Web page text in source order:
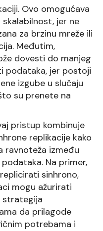
Ovo omogućava
jer ne
za brzinu mreže ili
Međutim,
dovesti do manjeg
podataka, jer postoji
izgube u slučaju
su prenete na
pristup kombinuje
replikacije kako
ravnoteža između
Na primer,
sinhrono,
mogu ažurirati
strategija
da prilagode
potrebama i